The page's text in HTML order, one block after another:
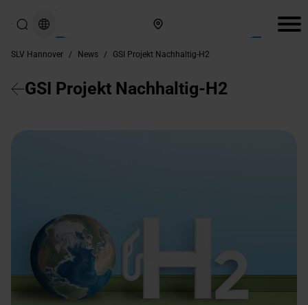
SLV Hannover / News / GSI Projekt Nachhaltig-H2
GSI Projekt Nachhaltig-H2